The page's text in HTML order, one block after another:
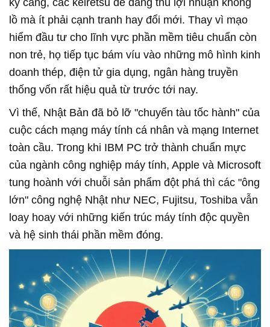
lồ mà ít phải cạnh tranh hay đổi mới. Thay vì mạo
hiểm đầu tư cho lĩnh vực phần mềm tiêu chuẩn còn
non trẻ, họ tiếp tục bám víu vào những mô hình kinh
doanh thép, điện tử gia dụng, ngân hàng truyền
thống vốn rất hiệu quả từ trước tới nay.
Vì thế, Nhật Bản đã bỏ lỡ "chuyến tàu tốc hành" của
cuộc cách mạng máy tính cá nhân và mạng Internet
toàn cầu. Trong khi IBM PC trở thành chuẩn mực
của ngành công nghiệp máy tính, Apple và Microsoft
tung hoành với chuỗi sản phẩm đột phá thì các "ông
lớn" công nghệ Nhật như NEC, Fujitsu, Toshiba vẫn
loay hoay với những kiến trúc máy tính độc quyền
và hệ sinh thái phần mềm đóng.